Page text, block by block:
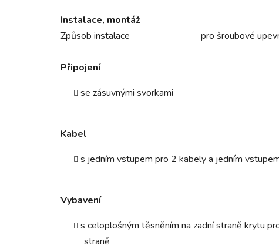
Instalace, montáž
Způsob instalace
pro šroubové
Připojení
se zásuvnými svorkami
Kabel
s jedním vstupem pro 2 kabely a jedním
Vybavení
s celoplošným těsněním na zadní straně krytu
straně